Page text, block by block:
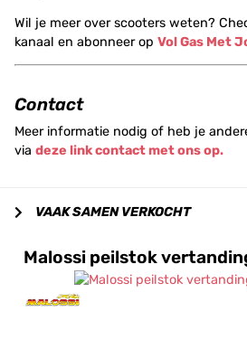
Wil je meer over scooters weten?
kanaal en abonneer op Vol Gas Met
Contact
Meer informatie nodig of heb je
via deze link contact met ons op.
VAAK SAMEN VERKOCHT
Malossi peilstok